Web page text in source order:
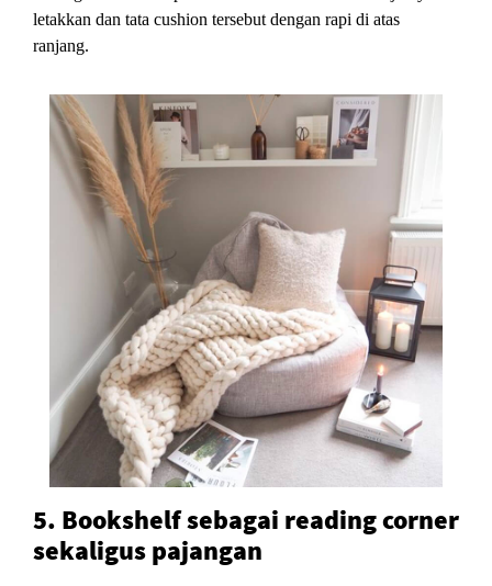
letakkan dan tata cushion tersebut dengan rapi di atas
ranjang.
5. Bookshelf sebagai reading corner
sekaligus pajangan